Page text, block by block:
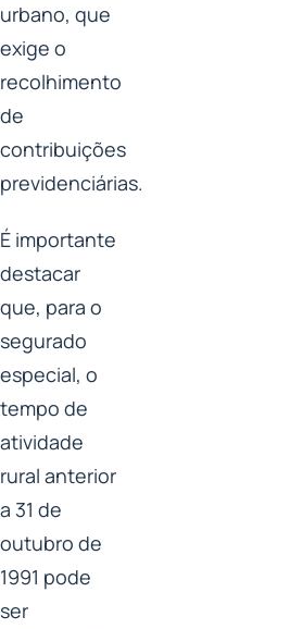
urbano, que
exige o
recolhimento
de
contribuições
previdenciárias.
É importante
destacar
que, para o
segurado
especial, o
tempo de
atividade
rural anterior
a 31 de
outubro de
1991 pode
ser